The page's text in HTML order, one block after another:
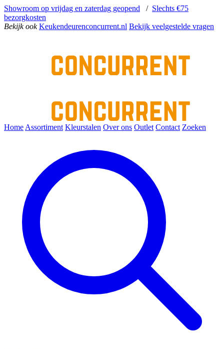
Showroom op vrijdag en zaterdag geopend / Slechts €75
bezorgkosten
Bekijk ook Keukendeurenconcurrent.nl Bekijk veelgestelde vragen
Home Assortiment Kleurstalen Over ons Outlet Contact Zoeken